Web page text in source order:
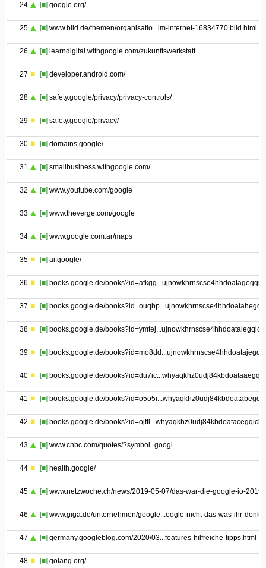
24 [■] google.org/
25 [■] www.bild.de/themen/organisatio...im-internet-16834770.bild.html
26 [■] learndigital.withgoogle.com/zukunftswerkstatt
27 [■] developer.android.com/
28 [■] safety.google/privacy/privacy-controls/
29 [■] safety.google/privacy/
30 [■] domains.google/
31 [■] smallbusiness.withgoogle.com/
32 [■] www.youtube.com/google
33 [■] www.theverge.com/google
34 [■] www.google.com.ar/maps
35 [■] ai.google/
36 [■] books.google.de/
37 [■] books.google.de/
38 [■] books.google.de/
39 [■] books.google.de/
40 [■] books.google.de/
41 [■] books.google.de/
42 [■] books.google.de/
43 [■] www.cnbc.com/quotes/?symbol=googl
44 [■] health.google/
45 [■] www.netzwoche.ch/news/2019-05-07/das-war-die-google-io-2019
46 [■] www.giga.de/unternehmen/google...oogle-nicht-das-was-ihr-denkt/
47 [■] germany.googleblog.com/2020/03...features-hilfreiche-tipps.html
48 [■] golang.org/